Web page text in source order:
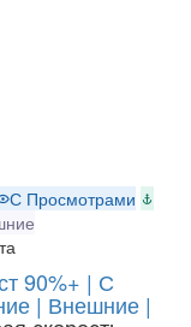
С Просмотрами
90%+ | С
| Внешние |